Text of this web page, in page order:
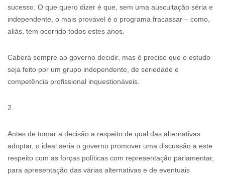
sucesso. O que quero dizer é que, sem uma auscultação séria e
independente, o mais provável é o programa fracassar – como,
aliás, tem ocorrido todos estes anos.
Caberá sempre ao governo decidir, mas é preciso que o estudo
seja feito por um grupo independente, de seriedade e
competência profissional inquestionáveis.
2.
Antes de tomar a decisão a respeito de qual das alternativas
adoptar, o ideal seria o governo promover uma discussão a este
respeito com as forças políticas com representação parlamentar,
para apresentação das várias alternativas e de eventuais